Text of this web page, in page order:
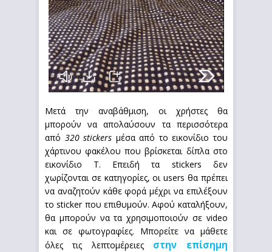
Μετά την αναβάθμιση, οι χρήστες θα
μπορούν να απολαύσουν τα περισσότερα
από 320 stickers μέσα από το εικονίδιο του
χάρτινου φακέλου που βρίσκεται δίπλα στο
εικονίδιο T. Επειδή τα stickers δεν
χωρίζονται σε κατηγορίες, οι users θα πρέπει
να αναζητούν κάθε φορά μέχρι να επιλέξουν
το sticker που επιθυμούν. Αφού καταλήξουν,
θα μπορούν να τα χρησιμοποιούν σε video
και σε φωτογραφίες. Μπορείτε να μάθετε
όλες τις λεπτομέρειες στην επίσημη